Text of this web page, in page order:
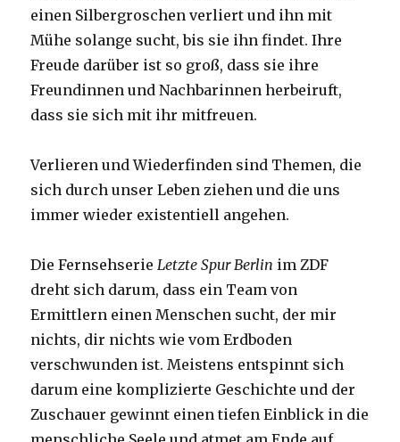
einen Silbergroschen verliert und ihn mit
Mühe solange sucht, bis sie ihn findet. Ihre
Freude darüber ist so groß, dass sie ihre
Freundinnen und Nachbarinnen herbeiruft,
dass sie sich mit ihr mitfreuen.
Verlieren und Wiederfinden sind Themen, die
sich durch unser Leben ziehen und die uns
immer wieder existentiell angehen.
Die Fernsehserie Letzte Spur Berlin im ZDF
dreht sich darum, dass ein Team von
Ermittlern einen Menschen sucht, der mir
nichts, dir nichts wie vom Erdboden
verschwunden ist. Meistens entspinnt sich
darum eine komplizierte Geschichte und der
Zuschauer gewinnt einen tiefen Einblick in die